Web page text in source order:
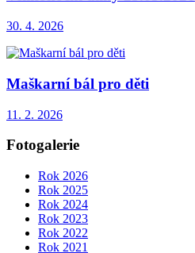
30. 4. 2026
Maškarní bál pro děti
11. 2. 2026
Fotogalerie
Rok 2026
Rok 2025
Rok 2024
Rok 2023
Rok 2022
Rok 2021